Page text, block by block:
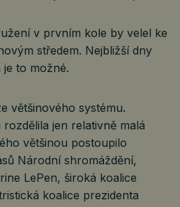
v prvním kole by velel ke
středem. Nejbližší dny
to možné.
většinového systému.
jen relativně malá
většinou postoupilo
Národní shromáždění,
LePen, široká koalice
koalice prezidenta